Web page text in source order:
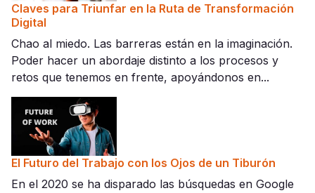
Claves para Triunfar en la Ruta de Transformación
Digital
Chao al miedo. Las barreras están en la imaginación.
Poder hacer un abordaje distinto a los procesos y
retos que tenemos en frente, apoyándonos en...
El Futuro del Trabajo con los Ojos de un Tiburón
En el 2020 se ha disparado las búsquedas en Google